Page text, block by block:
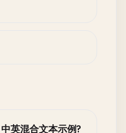
英混合文本示例?